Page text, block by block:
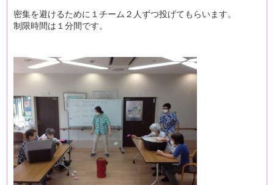
密集を避けるために１チーム２人ずつ投げてもらいます。
制限時間は１分間です。